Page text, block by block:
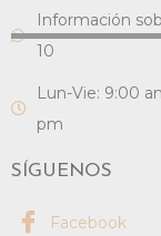
Información
10
Lun-Vie: 9:00
pm
SÍGUENOS
Facebook